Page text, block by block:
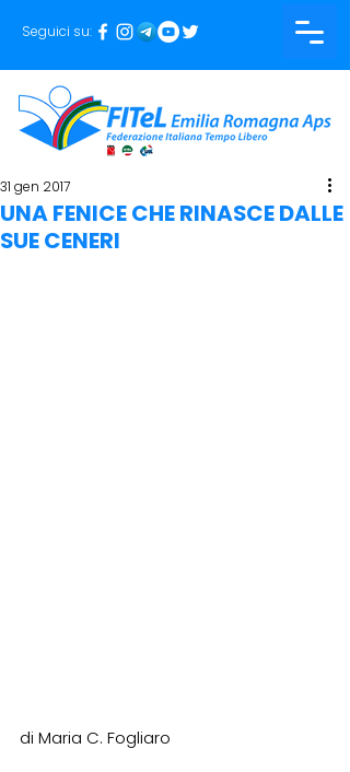
Seguici su:
UNA FENICE CHE RINASCE DALLE
SUE CENERI
31 gen 2017
di Maria C. Fogliaro